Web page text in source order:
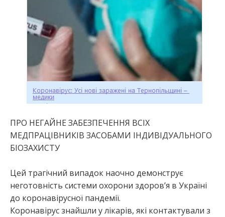
ПРО НЕГАЙНЕ ЗАБЕЗПЕЧЕННЯ ВСІХ
МЕДПРАЦІВНИКІВ ЗАСОБАМИ ІНДИВІДУАЛЬНОГО
БІОЗАХИСТУ
Цей трагічний випадок наочно демонструє
неготовність системи охорони здоров’я в Україні
до коронавірусної пандемії.
Коронавірус знайшли у лікарів, які контактували з